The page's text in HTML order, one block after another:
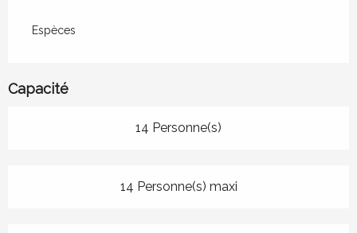
Espèces
Capacité
14 Personne(s)
14 Personne(s) maxi